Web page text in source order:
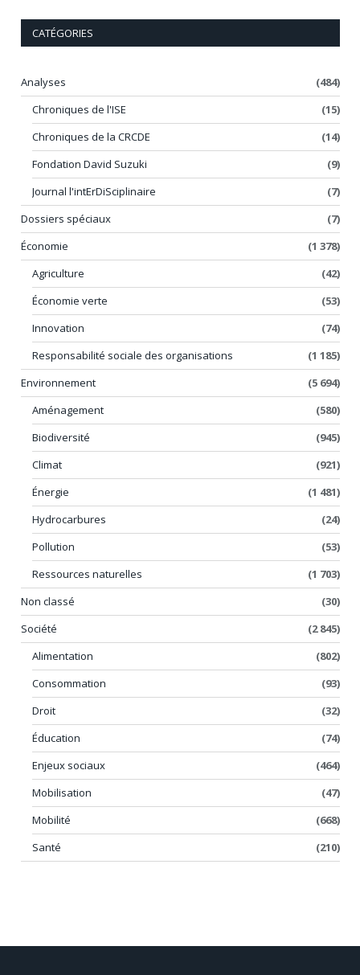
CATÉGORIES
Analyses
(484)
Chroniques de l'ISE
(15)
Chroniques de la CRCDE
(14)
Fondation David Suzuki
(9)
Journal l'intErDiSciplinaire
(7)
Dossiers spéciaux
(7)
Économie
(1 378)
Agriculture
(42)
Économie verte
(53)
Innovation
(74)
Responsabilité sociale des organisations
(1 185)
Environnement
(5 694)
Aménagement
(580)
Biodiversité
(945)
Climat
(921)
Énergie
(1 481)
Hydrocarbures
(24)
Pollution
(53)
Ressources naturelles
(1 703)
Non classé
(30)
Société
(2 845)
Alimentation
(802)
Consommation
(93)
Droit
(32)
Éducation
(74)
Enjeux sociaux
(464)
Mobilisation
(47)
Mobilité
(668)
Santé
(210)